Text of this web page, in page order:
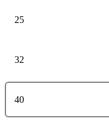
25
32
40